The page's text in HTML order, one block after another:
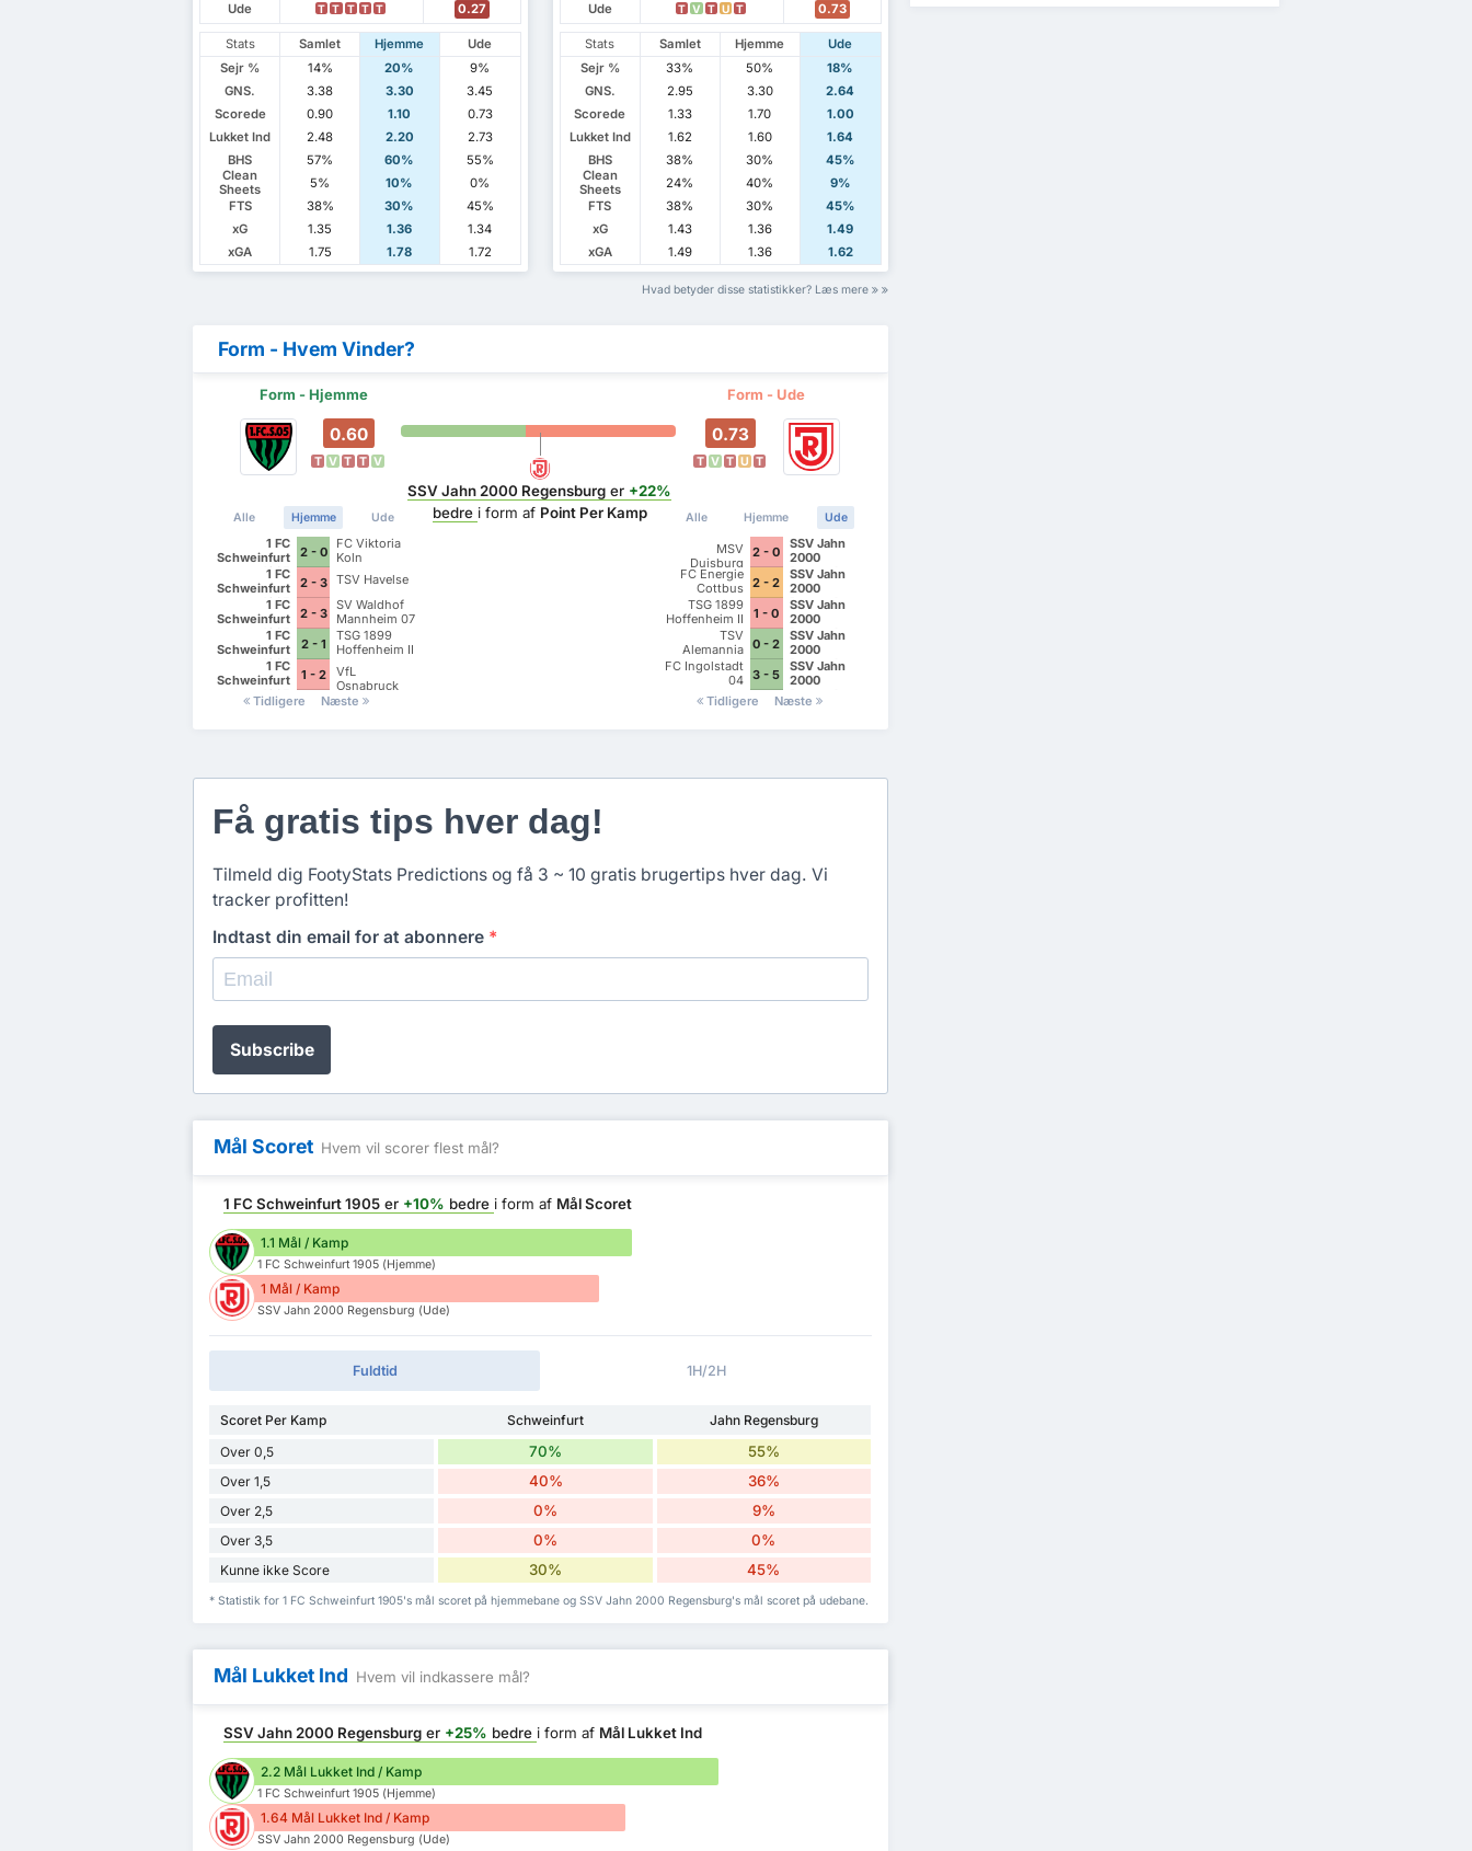
Ude
T T T T T 0.27
Stats Samlet Hjemme
Ude
Sejr %
14% 20%
9%
GNS.
3.38 3.30
3.45
Scorede
0.90 1.10
0.73
Lukket Ind
2.48 2.20
2.73
BHS
57% 60%
55%
Clean
Sheets
5% 10%
0%
FTS
38% 30%
45%
xG
1.35 1.36
1.34
xGA
1.75 1.78 1.72
Ude
T V T U T 0.73
Stats Samlet Hjemme
Ude
Sejr %
33% 50%
18%
GNS.
2.95 3.30
2.64
Scorede
1.33 1.70
1.00
Lukket Ind
1.62 1.60
1.64
BHS
38% 30%
45%
Clean
Sheets
24% 40%
9%
FTS
38% 30%
45%
xG
1.43 1.36
1.49
xGA
1.49 1.36 1.62
Hvad betyder disse statistikker? Læs mere
Form - Hvem Vinder?
Form - Hjemme Form - Ude
0.60
T V T T V
Alle Hjemme Ude
1 FC
Schweinfurt
1905
2 - 0
FC Viktoria
Koln
1 FC
Schweinfurt
1905
2 - 3
TSV Havelse
1 FC
Schweinfurt
1905
2 - 3
SV Waldhof
Mannheim 07
1 FC
Schweinfurt
1905
2 - 1
TSG 1899
Hoffenheim II
1 FC
Schweinfurt
1905
1 - 2
VfL
Osnabruck
Tidligere
Næste
SSV Jahn 2000 Regensburg er +22%
bedre i form af Point Per Kamp
0.73
T V T U T
Alle Hjemme Ude
MSV
Duisburg
2 - 0
SSV Jahn
2000
Regensburg
FC Energie
Cottbus 2 - 2
SSV Jahn
2000
Regensburg
TSG 1899
Hoffenheim II
1 - 0
SSV Jahn
2000
Regensburg
TSV
Alemannia
Aachen
0 - 2
SSV Jahn
2000
Regensburg
FC Ingolstadt
04 3 - 5
SSV Jahn
2000
Regensburg
Tidligere Næste
Få gratis tips hver dag!
Tilmeld dig FootyStats Predictions og få 3 ~ 10 gratis brugertips hver dag. Vi
tracker profitten!
Indtast din email for at abonnere *
Subscribe
Mål Scoret Hvem vil scorer flest mål?
1 FC Schweinfurt 1905 er +10% bedre i form af Mål Scoret
1.1 Mål / Kamp
1 FC Schweinfurt 1905 (Hjemme)
1 Mål / Kamp
SSV Jahn 2000 Regensburg (Ude)
Fuldtid 1H/2H
Scoret Per Kamp Schweinfurt
Jahn Regensburg
Over 0,5
70% 55%
Over 1,5 40% 36%
Over 2,5 0% 9%
Over 3,5 0% 0%
Kunne ikke Score 30% 45%
* Statistik for 1 FC Schweinfurt 1905's mål scoret på hjemmebane og SSV Jahn 2000 Regensburg's mål scoret på udebane.
Mål Lukket Ind Hvem vil indkassere mål?
SSV Jahn 2000 Regensburg er +25% bedre i form af Mål Lukket Ind
2.2 Mål Lukket Ind / Kamp
1 FC Schweinfurt 1905 (Hjemme)
1.64 Mål Lukket Ind / Kamp
SSV Jahn 2000 Regensburg (Ude)